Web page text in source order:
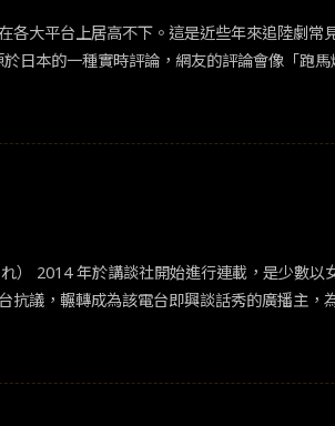
大平台上居高不下。這是近些年來追陸劇常
人一起追劇的孤獨感。
2014 年於講談社開始進行連載，是少數以
議，輾轉成為該電台即興談話秀的廣播主，
後，2023 年朝日電視台進一步翻拍為電視劇
無處不見的傳真機，以及公司行號立檔時蔚